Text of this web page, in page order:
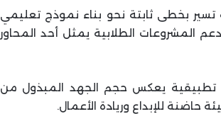
تسير بخطى ثابتة نحو بناء نموذج تعليمي
المشروعات الطلابية يمثل أحد المحاور
تطبيقية يعكس حجم الجهد المبذول من
حاضنة للإبداع وريادة الأعمال.